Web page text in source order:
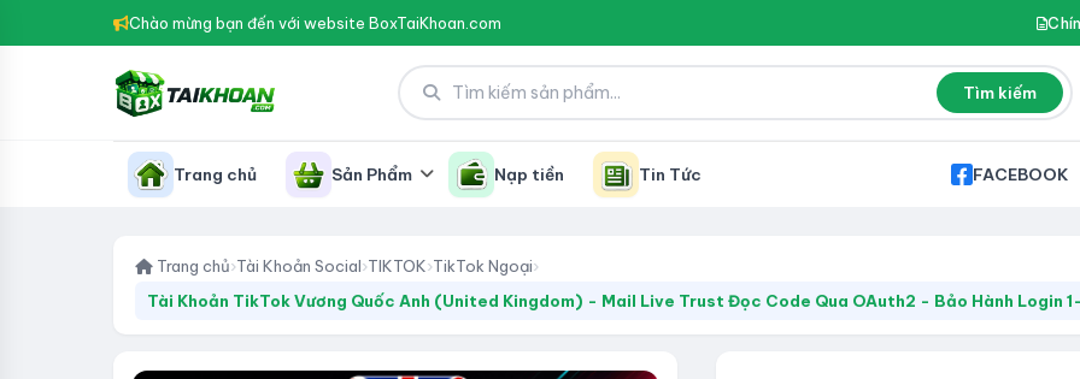
Chào mừng bạn đến với website BoxTaiKhoan.com
Tìm kiếm
Trang chủ Sản Phẩm Nạp tiền Tin Tức FACEBOOK
Trang chủ›Tài Khoản Social›TIKTOK›TikTok Ngoại›
Tài Khoản TikTok Vương Quốc Anh (United Kingdom) - Mail Live Trust Đọc Code Qua OAuth2 - Bảo Hành Login